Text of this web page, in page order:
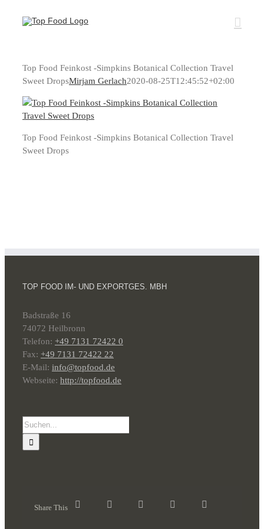
Inhalt
Top Food Feinkost -Simpkins Botanical Collection Travel
Sweet DropsMirjam Gerlach2020-08-25T12:45:52+02:00
Top Food Feinkost -Simpkins Botanical Collection Travel
Sweet Drops
TOP FOOD IM- UND EXPORTGES. MBH
Badstraße 16
74072 Heilbronn
Telefon: +49 7131 72422 0
Fax: +49 7131 72422 22
E-Mail: info@topfood.de
Webseite: http://topfood.de
Suche
nach:
Share This